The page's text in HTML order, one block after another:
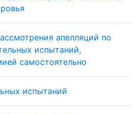
апелляций по
испытаний,
самостоятельно
испытаний